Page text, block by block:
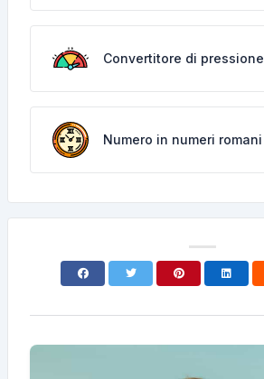
Convertitore di pressione
Numero in numeri romani